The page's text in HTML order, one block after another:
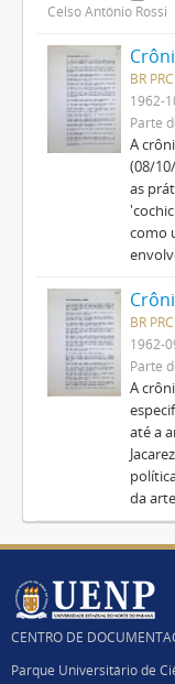
Celso Antônio Rossi
BR
1962-
Parte
A
(08/
as
como
BR
1962-
Parte
A
até a
da
CENTRO DE
Parque Universitário de